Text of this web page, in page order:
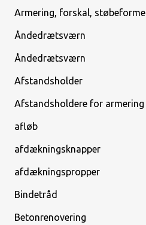
Armering, forskal, støbeforme
Åndedrætsværn
Åndedrætsværn
Afstandsholder
Afstandsholdere for armering
afløb
afdækningsknapper
afdækningspropper
Bindetråd
Betonrenovering